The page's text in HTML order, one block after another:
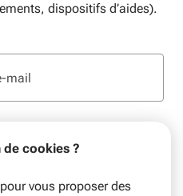
cookies ?
vous proposer des
dispositifs d’aides).